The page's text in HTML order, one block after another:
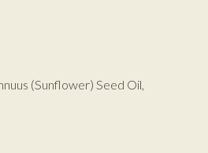
(Sunflower) Seed Oil,